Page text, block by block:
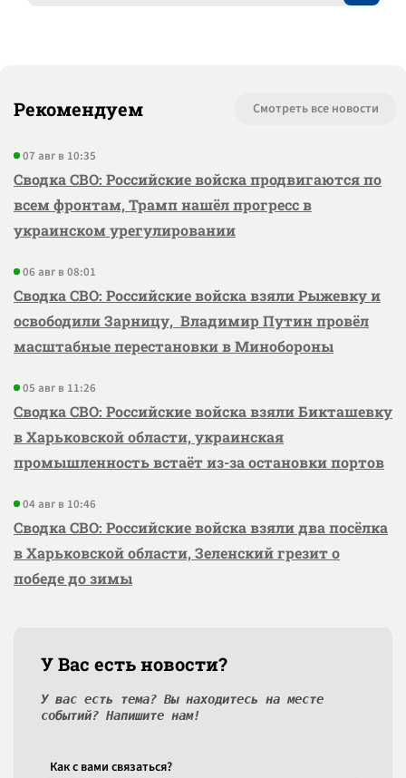
Рекомендуем Смотреть все новости
07 авг в 10:35
Сводка СВО: Российские войска продвигаются по
всем фронтам, Трамп нашёл прогресс в
украинском урегулировании
06 авг в 08:01
Сводка СВО: Российские войска взяли Рыжевку и
освободили Зарницу, Владимир Путин провёл
масштабные перестановки в Минобороны
05 авг в 11:26
Сводка СВО: Российские войска взяли Бикташевку
в Харьковской области, украинская
промышленность встаёт из-за остановки портов
04 авг в 10:46
Сводка СВО: Российские войска взяли два посёлка
в Харьковской области, Зеленский грезит о
победе до зимы
У Вас есть новости?
У вас есть тема? Вы находитесь на месте
событий? Напишите нам!
Как c вами связаться?